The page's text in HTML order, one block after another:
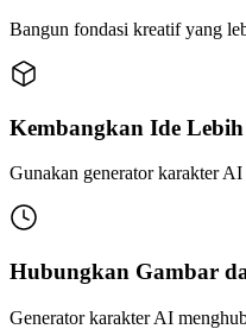
Bangun fondasi kreatif yang
Kembangkan Ide
Gunakan generator karakter
Hubungkan Gambar
Generator karakter AI